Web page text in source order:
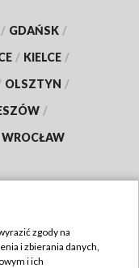
/ GDAŃSK /
/ KIELCE /
OLSZTYN /
/
WROCŁAW
zgody na
i zbierania danych,
i ich